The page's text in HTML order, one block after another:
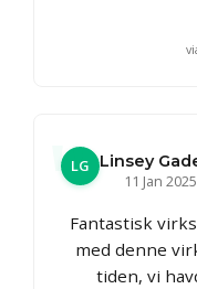
LG
Linsey
11 Jan 2025
Fantastisk
med denne
tiden, vi